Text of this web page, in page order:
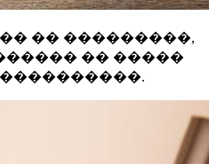
�� ���������,
�� �����